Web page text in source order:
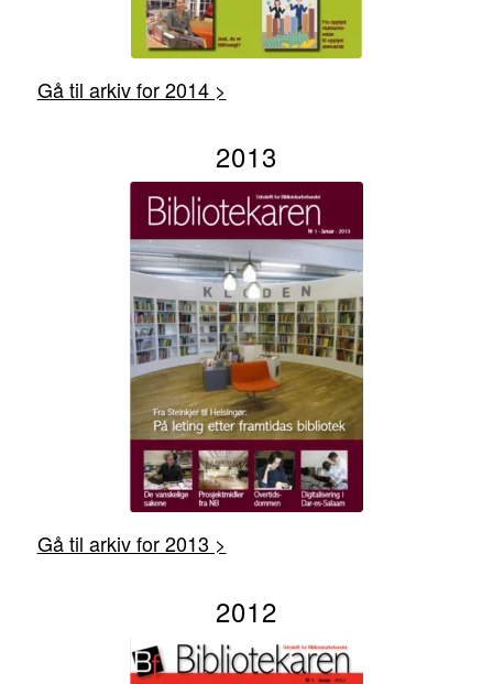
Gå til arkiv for 2014 >
2013
Gå til arkiv for 2013 >
2012